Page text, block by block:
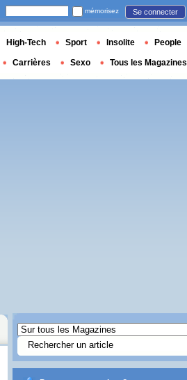
mémorisez Se connecter
High-Tech Sport Insolite People
Carrières Sexo Tous les Magazines